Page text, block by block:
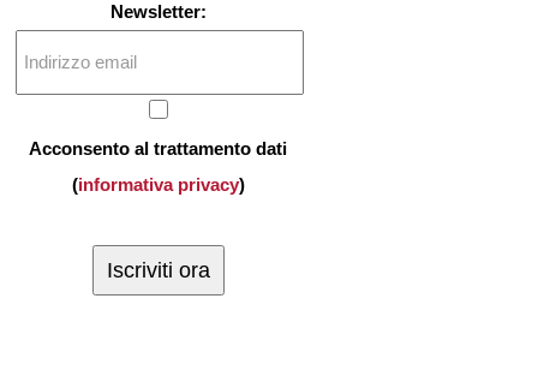
Newsletter:
Acconsento al trattamento dati
(informativa privacy)